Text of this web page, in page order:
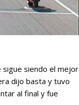
sigue siendo el mejor
dijo basta y tuvo
al final y fue